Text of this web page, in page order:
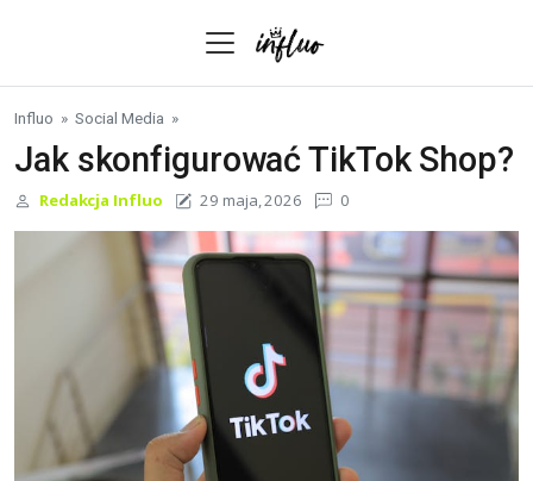
Influo » Social Media »
Jak skonfigurować TikTok Shop?
Redakcja Influo 29 maja, 2026 0